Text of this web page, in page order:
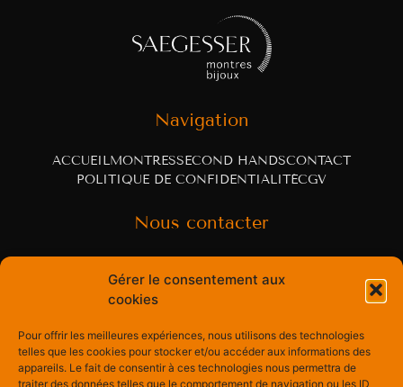
Gérer le consentement aux
cookies
Pour offrir les meilleures expériences, nous utilisons des technologies
telles que les cookies pour stocker et/ou accéder aux informations des
appareils. Le fait de consentir à ces technologies nous permettra de
traiter des données telles que le comportement de navigation ou les ID
Navigation
ACCUEILMONTRESSECOND HANDSCONTACT
POLITIQUE DE CONFIDENTIALITÉCGV
Nous contacter
3963 Crans-Montana, Switzerland
psaegesser@montresbijoux.ch